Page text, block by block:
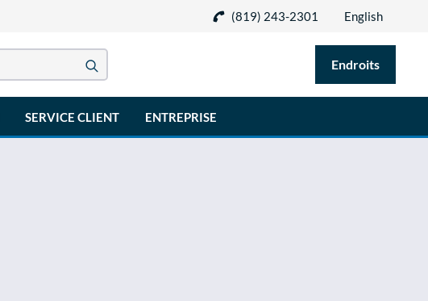
(819) 243-2301 English
Endroits
SERVICE CLIENT ENTREPRISE